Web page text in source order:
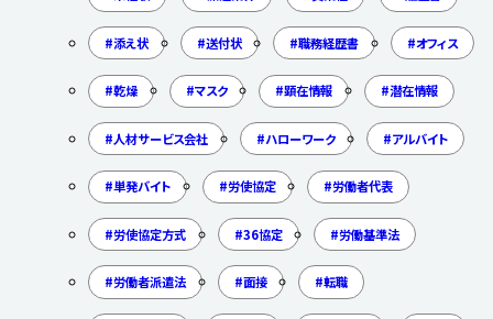
添え状 送付状 職務経歴書 オフィス
乾燥 マスク 顕在情報 潜在情報
人材サービス会社 ハローワーク アルバイト
単発バイト 労使協定 労働者代表
労使協定方式 36協定 労働基準法
労働者派遣法 面接 転職